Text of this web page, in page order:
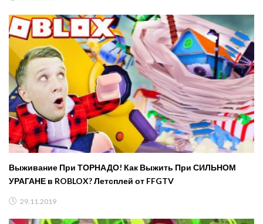
Выживание При ТОРНАДО! Как Выжить При СИЛЬНОМ
УРАГАНЕ в ROBLOX? Летсплей от FFGTV
29.11.2019